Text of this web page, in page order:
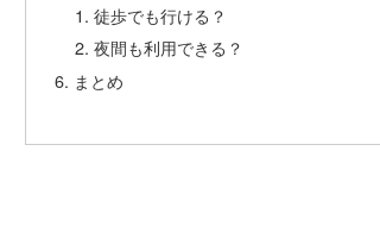
徒歩でも行ける？
夜間も利用できる？
まとめ